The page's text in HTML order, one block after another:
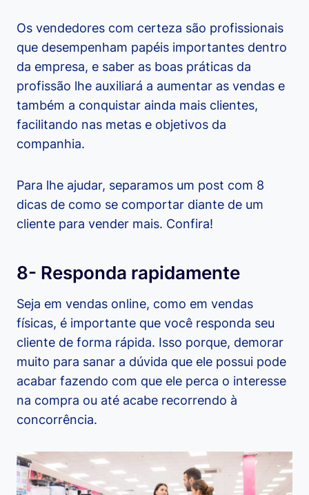
Os vendedores com certeza são profissionais
que desempenham papéis importantes dentro
da empresa, e saber as boas práticas da
profissão lhe auxiliará a aumentar as vendas e
também a conquistar ainda mais clientes,
facilitando nas metas e objetivos da
companhia.
Para lhe ajudar, separamos um post com 8
dicas de como se comportar diante de um
cliente para vender mais. Confira!
8- Responda rapidamente
Seja em vendas online, como em vendas
físicas, é importante que você responda seu
cliente de forma rápida. Isso porque, demorar
muito para sanar a dúvida que ele possui pode
acabar fazendo com que ele perca o interesse
na compra ou até acabe recorrendo à
concorrência.